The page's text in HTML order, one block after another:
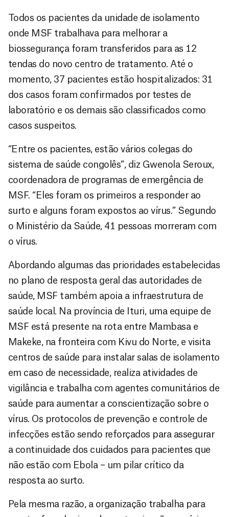
Todos os pacientes da unidade de isolamento
onde MSF trabalhava para melhorar a
biossegurança foram transferidos para as 12
tendas do novo centro de tratamento. Até o
momento, 37 pacientes estão hospitalizados: 31
dos casos foram confirmados por testes de
laboratório e os demais são classificados como
casos suspeitos.
“Entre os pacientes, estão vários colegas do
sistema de saúde congolês”, diz Gwenola Seroux,
coordenadora de programas de emergência de
MSF. “Eles foram os primeiros a responder ao
surto e alguns foram expostos ao vírus.” Segundo
o Ministério da Saúde, 41 pessoas morreram com
o vírus.
Abordando algumas das prioridades estabelecidas
no plano de resposta geral das autoridades de
saúde, MSF também apoia a infraestrutura de
saúde local. Na província de Ituri, uma equipe de
MSF está presente na rota entre Mambasa e
Makeke, na fronteira com Kivu do Norte, e visita
centros de saúde para instalar salas de isolamento
em caso de necessidade, realiza atividades de
vigilância e trabalha com agentes comunitários de
saúde para aumentar a conscientização sobre o
vírus. Os protocolos de prevenção e controle de
infecções estão sendo reforçados para assegurar
a continuidade dos cuidados para pacientes que
não estão com Ebola – um pilar crítico da
resposta ao surto.
Pela mesma razão, a organização trabalha para